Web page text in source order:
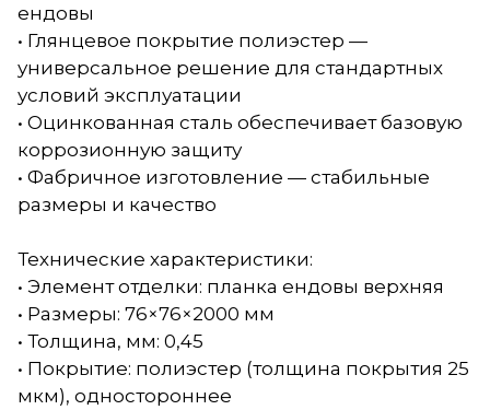
ендовы
• Глянцевое покрытие полиэстер —
универсальное решение для стандартных
условий эксплуатации
• Оцинкованная сталь обеспечивает базовую
коррозионную защиту
• Фабричное изготовление — стабильные
размеры и качество
Технические характеристики:
• Элемент отделки: планка ендовы верхняя
• Размеры: 76×76×2000 мм
• Толщина, мм: 0,45
• Покрытие: полиэстер (толщина покрытия 25
мкм), одностороннее